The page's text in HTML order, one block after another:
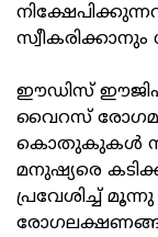
ഈഡിസ്
വൈറസ്
കൊതുകുകള്‍
മനുഷ്യരെ
പ്രവേശിച്ച്